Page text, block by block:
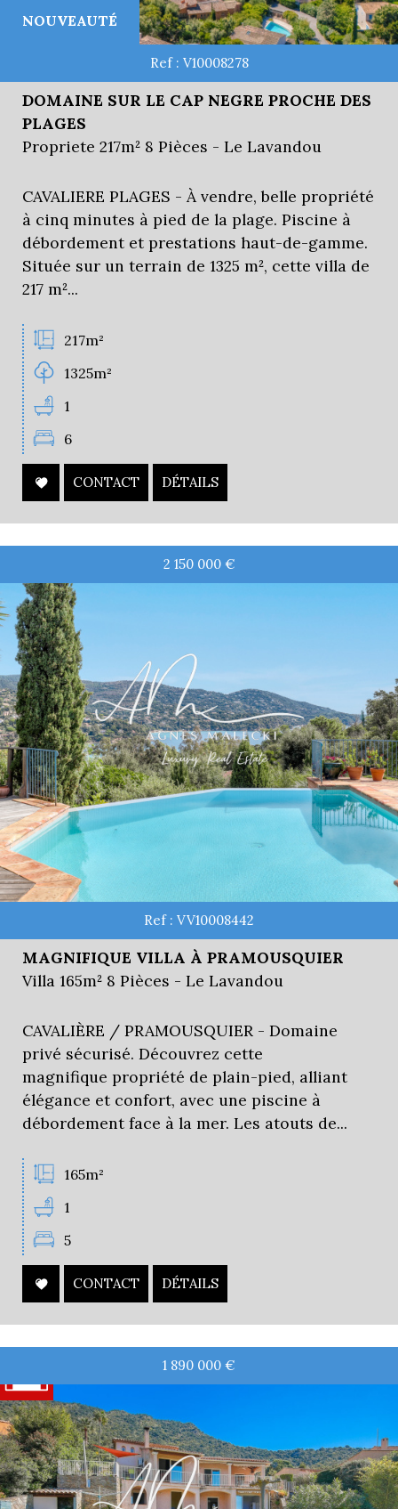
NOUVEAUTÉ
Ref : V10008278
DOMAINE SUR LE CAP NEGRE PROCHE DES
PLAGES
Propriete 217m² 8 Pièces - Le Lavandou
CAVALIERE PLAGES - À vendre, belle propriété
à cinq minutes à pied de la plage. Piscine à
débordement et prestations haut-de-gamme.
Située sur un terrain de 1325 m², cette villa de
217 m²...
217m²
1325m²
1
6
CONTACT DÉTAILS
2 150 000 €
Ref : VV10008442
MAGNIFIQUE VILLA À PRAMOUSQUIER
Villa 165m² 8 Pièces - Le Lavandou
CAVALIÈRE / PRAMOUSQUIER - Domaine
privé sécurisé. Découvrez cette
magnifique propriété de plain-pied, alliant
élégance et confort, avec une piscine à
débordement face à la mer. Les atouts de...
165m²
1
5
CONTACT DÉTAILS
1 890 000 €